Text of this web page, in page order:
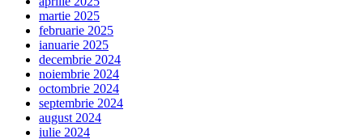
martie 2025
februarie 2025
ianuarie 2025
decembrie 2024
noiembrie 2024
octombrie 2024
septembrie 2024
august 2024
iulie 2024